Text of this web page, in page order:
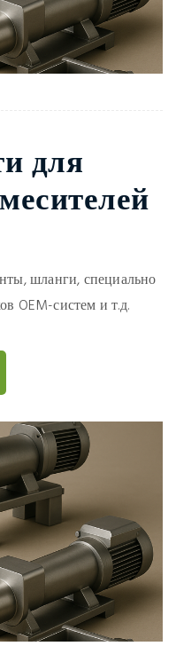
для
шланги, специально
OEM-систем и т.д.